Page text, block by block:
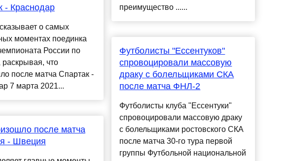
- Краснодар
о самых
моментах поединка
России по
раскрывая, что
после матча Спартак -
7 марта 2021...
после матча
- Швеция
преимущество ......
Футболисты "Ессентуков"
спровоцировали массовую
драку с болельщиками СКА
после матча ФНЛ-2
Футболисты клуба "Ессентуки"
спровоцировали массовую драку
с болельщиками ростовского СКА
после матча 30-го тура первой
группы Футбольной национальной